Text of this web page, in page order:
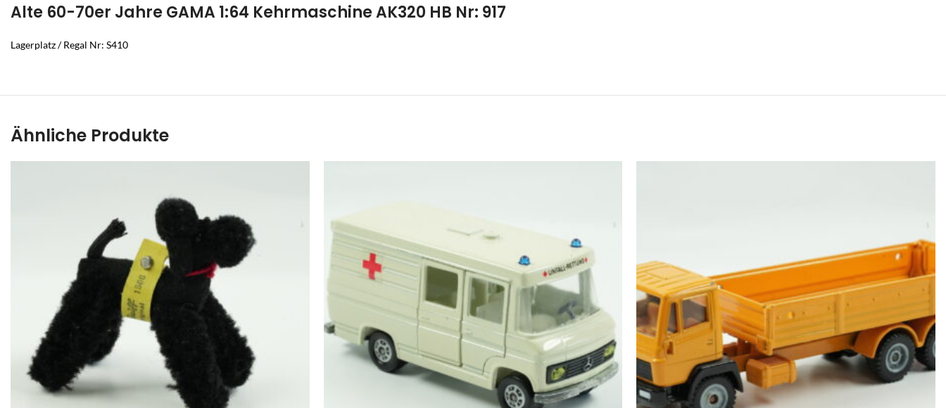
Alte 60-70er Jahre GAMA 1:64 Kehrmaschine AK320 HB Nr: 917
Lagerplatz / Regal Nr: S410
Ähnliche Produkte